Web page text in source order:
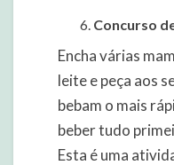
Concurso
Encha várias
leite e peça aos
bebam o mais
beber tudo
Esta é uma